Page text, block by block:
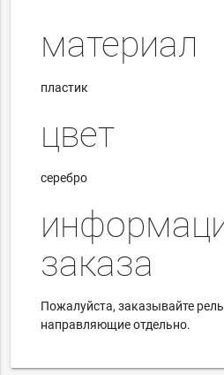
материал
пластик
цвет
серебро
заказа
Пожалуйста, заказывайте
направляющие отдельно.